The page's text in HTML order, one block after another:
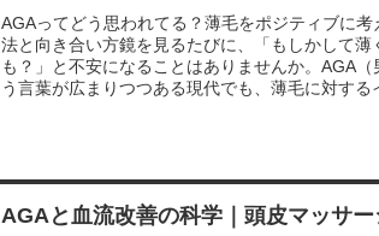
AGAってどう思われてる？薄毛をポジティブに
法と向き合い方鏡を見るたびに、「もしかして薄
も？」と不安になることはありませんか。AGA
う言葉が広まりつつある現代でも、薄毛に対する
AGAと血流改善の科学｜頭皮マッサー